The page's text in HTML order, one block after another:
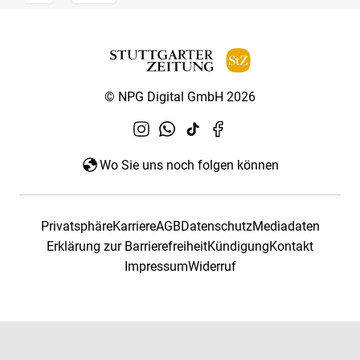
© NPG Digital GmbH 2026
Wo Sie uns noch folgen können
PrivatsphäreKarriereAGBDatenschutzMediadaten
Erklärung zur BarrierefreiheitKündigungKontakt
ImpressumWiderruf